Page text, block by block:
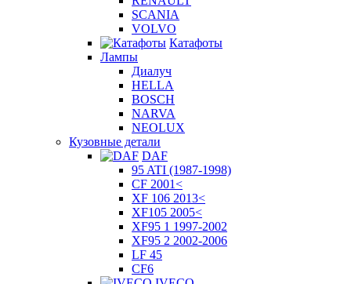
SCANIA
VOLVO
Катафоты
Лампы
Диалуч
HELLA
BOSCH
NARVA
NEOLUX
Кузовные детали
DAF
95 ATI (1987-1998)
CF 2001<
XF 106 2013<
XF105 2005<
XF95 1 1997-2002
XF95 2 2002-2006
LF 45
CF6